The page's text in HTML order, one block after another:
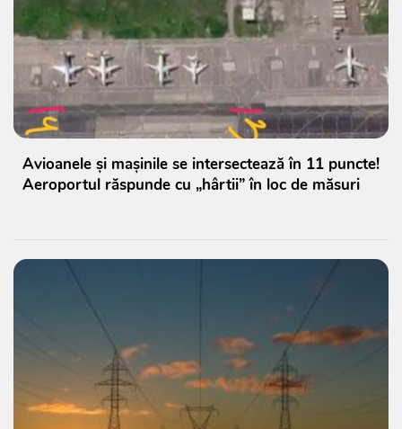
Avioanele și mașinile se intersectează în 11 puncte!
Aeroportul răspunde cu „hârtii” în loc de măsuri